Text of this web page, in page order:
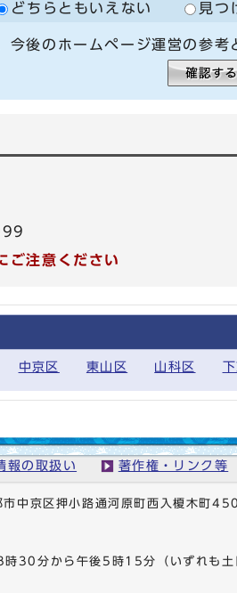
どちらともいえない 見つ
今後のホームページ運営の参考
ご注意ください
中京区 東山区 山科区
報の取扱い 著作権・リンク等
中京区押小路通河原町西入榎木町
時30分から午後5時15分（いずれも